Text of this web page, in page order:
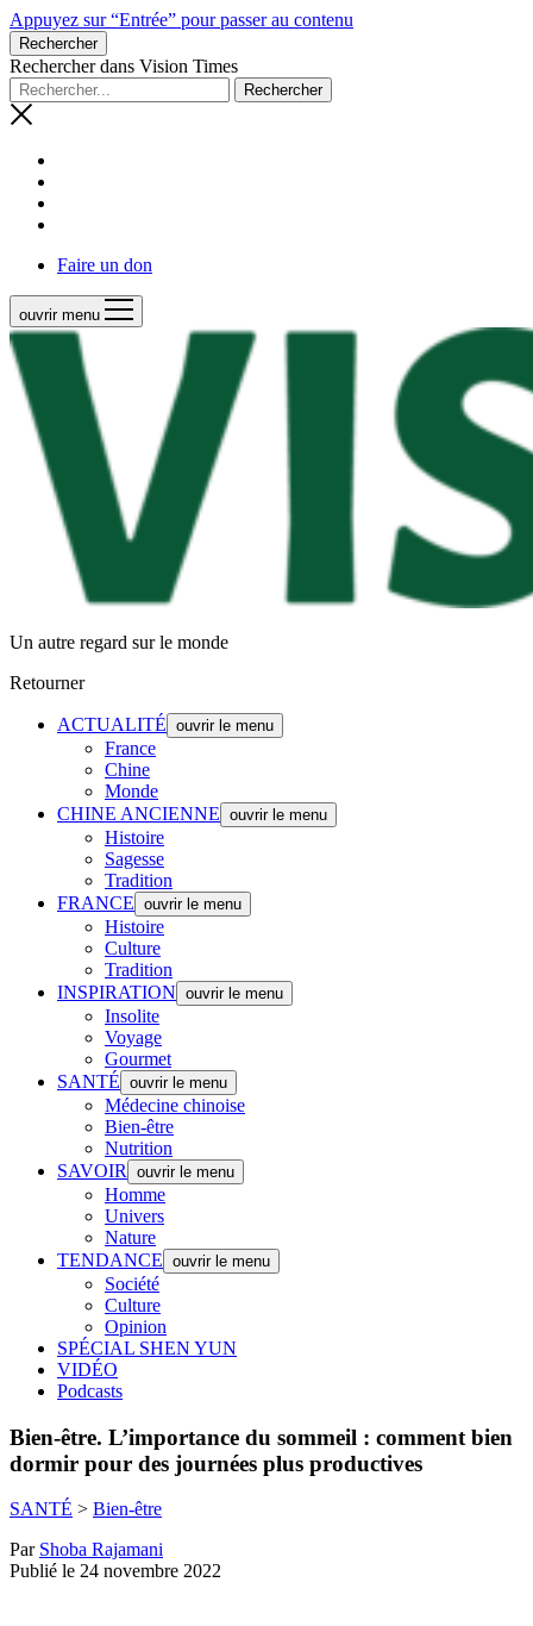
Appuyez sur “Entrée” pour passer au contenu
Rechercher
Rechercher dans Vision Times
Faire un don
ouvrir menu
Un autre regard sur le monde
Retourner
ACTUALITÉ ouvrir le menu
France
Chine
Monde
CHINE ANCIENNE ouvrir le menu
Histoire
Sagesse
Tradition
FRANCE ouvrir le menu
Histoire
Culture
Tradition
INSPIRATION ouvrir le menu
Insolite
Voyage
Gourmet
SANTÉ ouvrir le menu
Médecine chinoise
Bien-être
Nutrition
SAVOIR
ouvrir le menu
Homme
Univers
Nature
TENDANCE ouvrir le menu
Société
Culture
Opinion
SPÉCIAL SHEN YUN
VIDÉO
Podcasts
Bien-être. L’importance du sommeil : comment bien
dormir pour des journées plus productives
SANTÉ > Bien-être
Par Shoba Rajamani
Publié le 24 novembre 2022